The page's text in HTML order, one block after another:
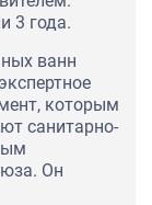
3 года.
ванн
которым
санитарно-
Он